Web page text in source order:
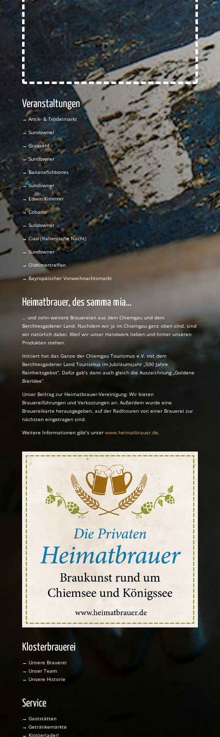
Veranstaltungen
→ Antik- & Trödelmarkt
→ Sundowner
→ Grasset4
→ Sundowner
→ Bananafishbones
→ Sundowner
→ Edwin Kimmler
→ Cobario
→ Sundowner
→ Ciao (Italienische Nacht)
→ Sundowner
→ Oldtimertreffen
→ Bayropäischer Vorweihnachtsmarkt
Heimatbrauer, des samma mia…
… und zehn weitere Brauereien aus dem Chiemgau und dem
Berchtesgadener Land. Nachdem wir ja im Chiemgau ganz oben sind, sind
wir natürlich dabei. Weil wir unser Handwerk lieben und hinter unseren
Produkten stehen.
Initiiert hat das Ganze der Chiemgau Tourismus e.V. mit dem
Berchtesgadener Land Tourismus im Jubiläumsjahr „500 Jahre
Reinheitsgebot“. Dafür gab’s dann auch gleich die Auszeichnung „Goldene
BierIdee“.
Unser Beitrag zur Heimatbrauer-Vereinigung: Wir bieten
Brauereiführungen und Verkostungen an. Außerdem wurde eine
Brauereikarte herausgegeben, auf der Radltouren von einer Brauerei zur
nächsten eingetragen sind.
Weitere Informationen gibt’s unter www.heimatbrauer.de.
Klosterbrauerei
→ Unsere Brauerei
→ Unser Team
→ Unsere Historie
Service
→ Gaststätten
→ Getränkemärkte
→ Klosterladerl